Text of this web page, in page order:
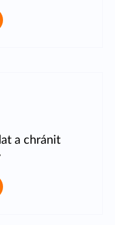
a chránit